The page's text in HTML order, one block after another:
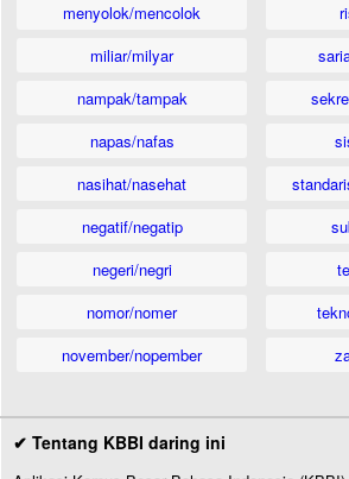
menyolok/mencolok
miliar/milyar
nampak/tampak
napas/nafas
nasihat/nasehat
negatif/negatip
negeri/negri
nomor/nomer
november/nopember
✔ Tentang KBBI daring ini